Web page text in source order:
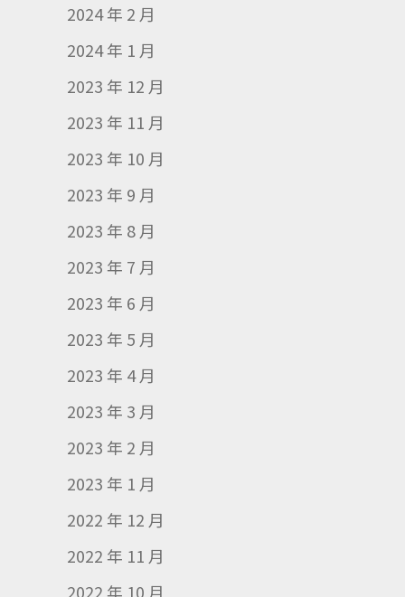
2024 年 2 月
2024 年 1 月
2023 年 12 月
2023 年 11 月
2023 年 10 月
2023 年 9 月
2023 年 8 月
2023 年 7 月
2023 年 6 月
2023 年 5 月
2023 年 4 月
2023 年 3 月
2023 年 2 月
2023 年 1 月
2022 年 12 月
2022 年 11 月
2022 年 10 月